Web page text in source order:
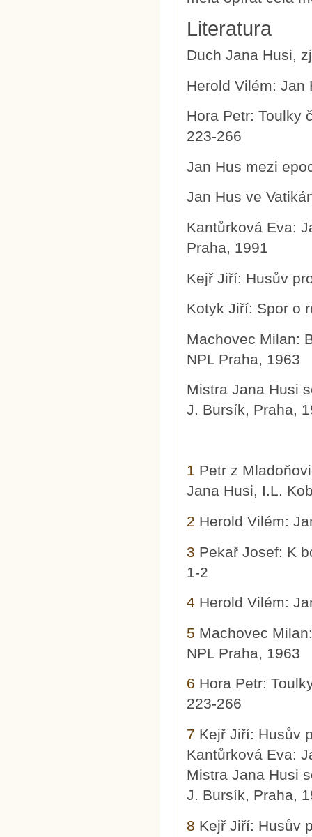
Literatura
Duch Jana Husi,
Herold Vilém: Jan
Hora Petr: Toulky
223-266
Jan Hus mezi
Jan Hus ve
Kantůrková Eva:
Praha, 1991
Kejř Jiří: Husův
Kotyk Jiří: Spor o
Machovec Milan:
NPL Praha, 1963
Mistra Jana Husi
J. Bursík, Praha,
1 Petr z
Jana Husi, I.L.
2 Herold Vilém:
3 Pekař Josef: K
1-2
4 Herold Vilém:
5 Machovec
NPL Praha, 1963
6 Hora Petr:
223-266
7 Kejř Jiří: Husův
Kantůrková Eva:
Mistra Jana Husi
J. Bursík, Praha,
8 Kejř Jiří: Husův